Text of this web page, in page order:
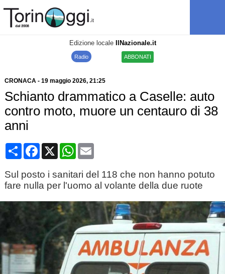
Edizione locale IlNazionale.it
Radio ABBONATI
CRONACA- 19 maggio 2026, 21:25
Schianto drammatico a Caselle: auto
contro moto, muore un centauro di 38
anni
CondividiFacebook
X WhatsApp
Email
Sul posto i sanitari del 118 che non hanno potuto
fare nulla per l'uomo al volante della due ruote